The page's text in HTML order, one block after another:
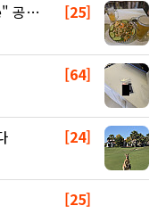
[25]
공…
[64]
[24]
[25]